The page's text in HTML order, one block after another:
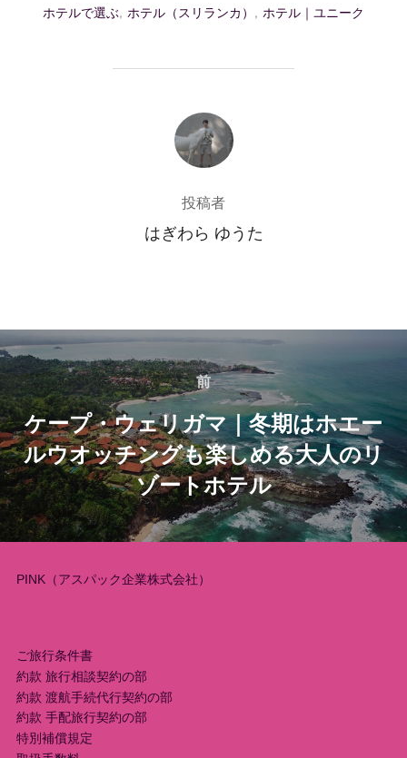
ホテルで選ぶ, ホテル（スリランカ） , ホテル｜ユニーク
投稿者
投稿者
はぎわら ゆうた
投
稿
ナ
ビ
ゲ
ー
シ
ン
前
前
ケープ・ウェリガマ｜冬期はホエー
ルウオッチングも楽しめる大人のリ
ゾートホテル
PINK（アスパック企業株式会社）
ご旅行条件書
約款 旅行相談契約の部
約款 渡航手続代行契約の部
約款 手配旅行契約の部
特別補償規定